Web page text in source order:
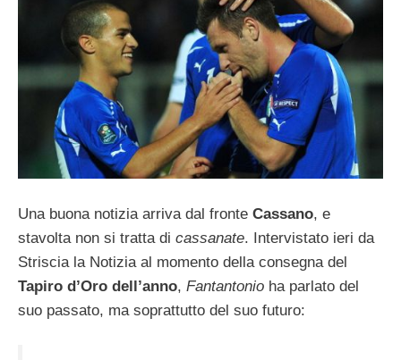
Una buona notizia arriva dal fronte Cassano, e
stavolta non si tratta di cassanate. Intervistato ieri da
Striscia la Notizia al momento della consegna del
Tapiro d’Oro dell’anno, Fantantonio ha parlato del
suo passato, ma soprattutto del suo futuro: